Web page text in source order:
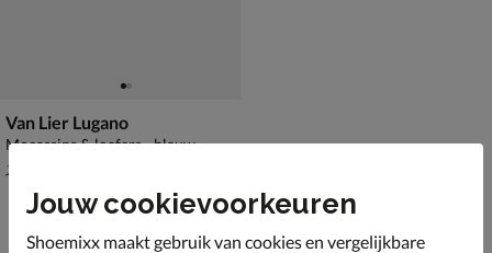
Van Lier Lugano
Mocassins & loafers - blauw
van € 159,99 voor € 111,99
159
Jouw cookievoorkeuren
Shoemixx maakt gebruik van cookies en vergelijkbare